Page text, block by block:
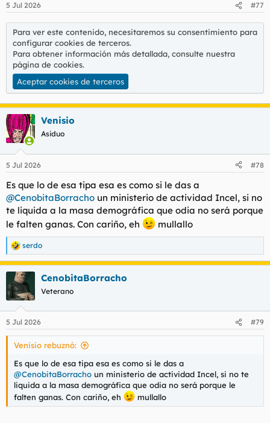
e
5 Jul 2026 #77
Para ver este contenido, necesitaremos su consentimiento para
configurar cookies de terceros.
Para obtener información más detallada, consulte nuestra
página de cookies.
Aceptar cookies de terceros
Venisio
Asiduo
5 Jul 2026 #78
Es que lo de esa tipa esa es como si le das a
@CenobitaBorracho un ministerio de actividad Incel, si no
te liquida a la masa demográfica que odia no será porque
le falten ganas. Con cariño, eh
mullallo
R
e
a
c
i
e
s
serdo
CenobitaBorracho
Veterano
5 Jul 2026 #79
Venisio rebuznó:
Es que lo de esa tipa esa es como si le das a
@CenobitaBorracho un ministerio de actividad Incel, si no te
liquida a la masa demográfica que odia no será porque le
falten ganas. Con cariño, eh
mullallo